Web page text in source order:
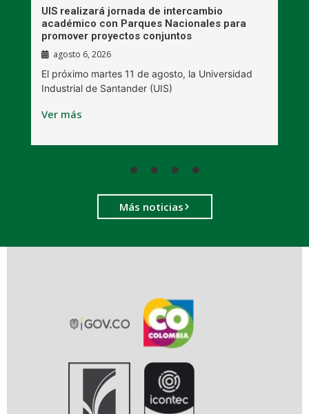
UIS realizará jornada de intercambio
académico con Parques Nacionales para
promover proyectos conjuntos
agosto 6, 2026
El próximo martes 11 de agosto, la Universidad
Industrial de Santander (UIS)
Ver más
Más noticias